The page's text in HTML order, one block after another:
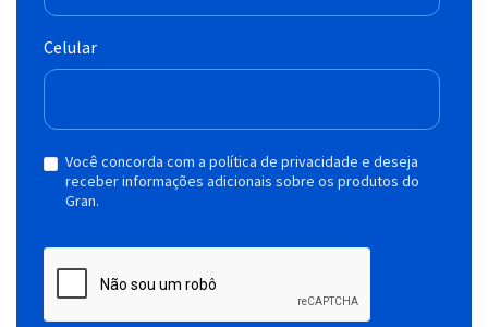
Celular
Você concorda com a política de privacidade e deseja
receber informações adicionais sobre os produtos do
Gran.